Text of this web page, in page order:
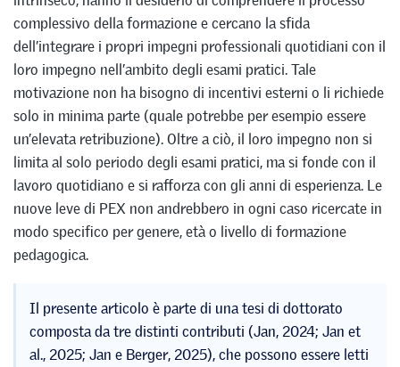
complessivo della formazione e cercano la sfida
dell’integrare i propri impegni professionali quotidiani con il
loro impegno nell’ambito degli esami pratici. Tale
motivazione non ha bisogno di incentivi esterni o li richiede
solo in minima parte (quale potrebbe per esempio essere
un’elevata retribuzione). Oltre a ciò, il loro impegno non si
limita al solo periodo degli esami pratici, ma si fonde con il
lavoro quotidiano e si rafforza con gli anni di esperienza. Le
nuove leve di PEX non andrebbero in ogni caso ricercate in
modo specifico per genere, età o livello di formazione
pedagogica.
Il presente articolo è parte di una tesi di dottorato
composta da tre distinti contributi (Jan, 2024; Jan et
al., 2025; Jan e Berger, 2025), che possono essere letti